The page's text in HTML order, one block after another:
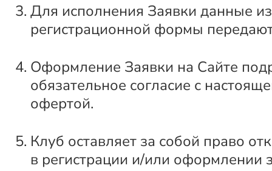
Для исполнения Заявки данные из
регистрационной формы
Оформление Заявки на Сайте
обязательное согласие с
офертой.
Клуб оставляет за собой право
в регистрации и/или оформлении